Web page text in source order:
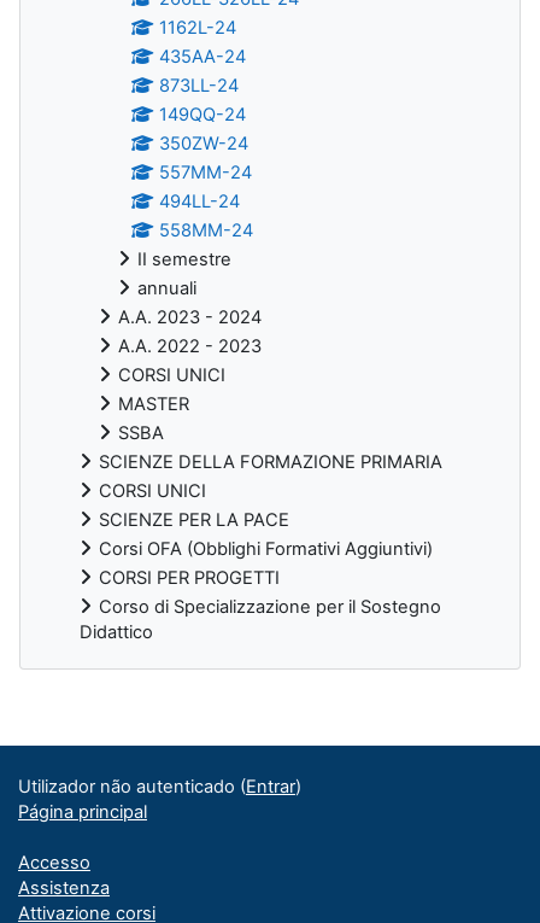
1162L-24
435AA-24
873LL-24
149QQ-24
350ZW-24
557MM-24
494LL-24
558MM-24
II semestre
annuali
A.A. 2023 - 2024
A.A. 2022 - 2023
CORSI UNICI
MASTER
SSBA
SCIENZE DELLA FORMAZIONE PRIMARIA
CORSI UNICI
SCIENZE PER LA PACE
Corsi OFA (Obblighi Formativi Aggiuntivi)
CORSI PER PROGETTI
Corso di Specializzazione per il Sostegno
Didattico
Utilizador não autenticado (Entrar)
Página principal
Accesso
Assistenza
Attivazione corsi